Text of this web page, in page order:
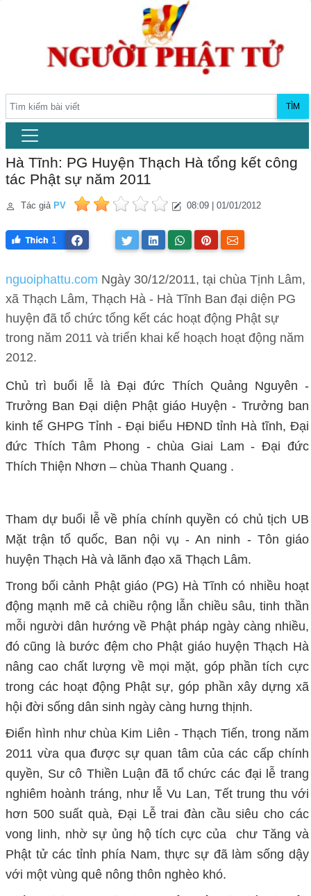
TÌM
Hà Tĩnh: PG Huyện Thạch Hà tổng kết công
tác Phật sự năm 2011
Tác giả PV 08:09 | 01/01/2012
1
nguoiphattu.com Ngày 30/12/2011, tại chùa Tịnh Lâm,
xã Thạch Lâm, Thạch Hà - Hà Tĩnh Ban đại diện PG
huyện đã tổ chức tổng kết các hoạt động Phật sự
trong năm 2011 và triển khai kế hoạch hoạt động năm
2012.
Chủ trì buổi lễ là Đại đức Thích Quảng Nguyên -
Trưởng Ban Đại diện Phật giáo Huyện - Trưởng ban
kinh tế GHPG Tỉnh - Đại biểu HĐND tỉnh Hà tĩnh, Đại
đức Thích Tâm Phong - chùa Giai Lam - Đại đức
Thích Thiện Nhơn – chùa Thanh Quang .
Tham dự buổi lễ về phía chính quyền có chủ tịch UB
Mặt trận tổ quốc, Ban nội vụ - An ninh - Tôn giáo
huyện Thạch Hà và lãnh đạo xã Thạch Lâm.
Trong bối cảnh Phật giáo (PG) Hà Tĩnh có nhiều hoạt
động mạnh mẽ cả chiều rộng lẫn chiều sâu, tinh thần
mỗi người dân hướng về Phật pháp ngày càng nhiều,
đó cũng là bước đệm cho Phật giáo huyện Thạch Hà
nâng cao chất lượng về mọi mặt, góp phần tích cực
trong các hoạt động Phật sự, góp phần xây dựng xã
hội đời sống dân sinh ngày càng hưng thịnh.
Điển hình như chùa Kim Liên - Thạch Tiến, trong năm
2011 vừa qua được sự quan tâm của các cấp chính
quyền, Sư cô Thiền Luận đã tổ chức các đại lễ trang
nghiêm hoành tráng, như lễ Vu Lan, Tết trung thu với
hơn 500 suất quà, Đại Lễ trai đàn cầu siêu cho các
vong linh, nhờ sự ủng hộ tích cực của chư Tăng và
Phật tử các tỉnh phía Nam, thực sự đã làm sống dậy
với một vùng quê nông thôn nghèo khó.